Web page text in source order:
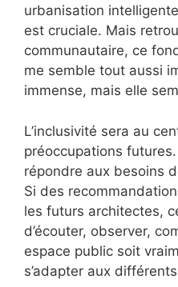
urbanisation
est cruciale. Mais
communautaire, ce
me semble tout aussi
immense, mais elle
L’inclusivité sera au
préoccupations
répondre aux besoins
Si des
les futurs architectes,
d’écouter, observer,
espace public soit
s’adapter aux